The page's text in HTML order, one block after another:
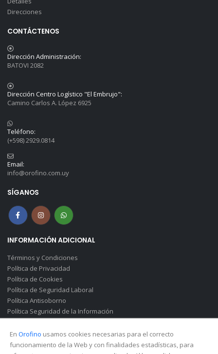
Direcciones
CONTÁCTENOS
Dirección Administración:
BATOVI 2082
Dirección Centro Logístico "El Embrujo":
Camino Carlos A. López 6925
Teléfono:
(+598) 2929.0814
Email:
info@orofino.com.uy
SÍGANOS
INFORMACIÓN ADICIONAL
Términos y Condiciones
Política de Privacidad
Política de Cookies
Política de Seguridad Laboral
Política Antisoborno
Política Seguridad de la Información
Canal de Denuncias(Soborno)
En Orofino usamos cookies necesarias para el correcto
funcionamiento de la Web y con finalidades estadísticas, para